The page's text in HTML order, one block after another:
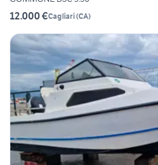
12.000 €Cagliari(CA)